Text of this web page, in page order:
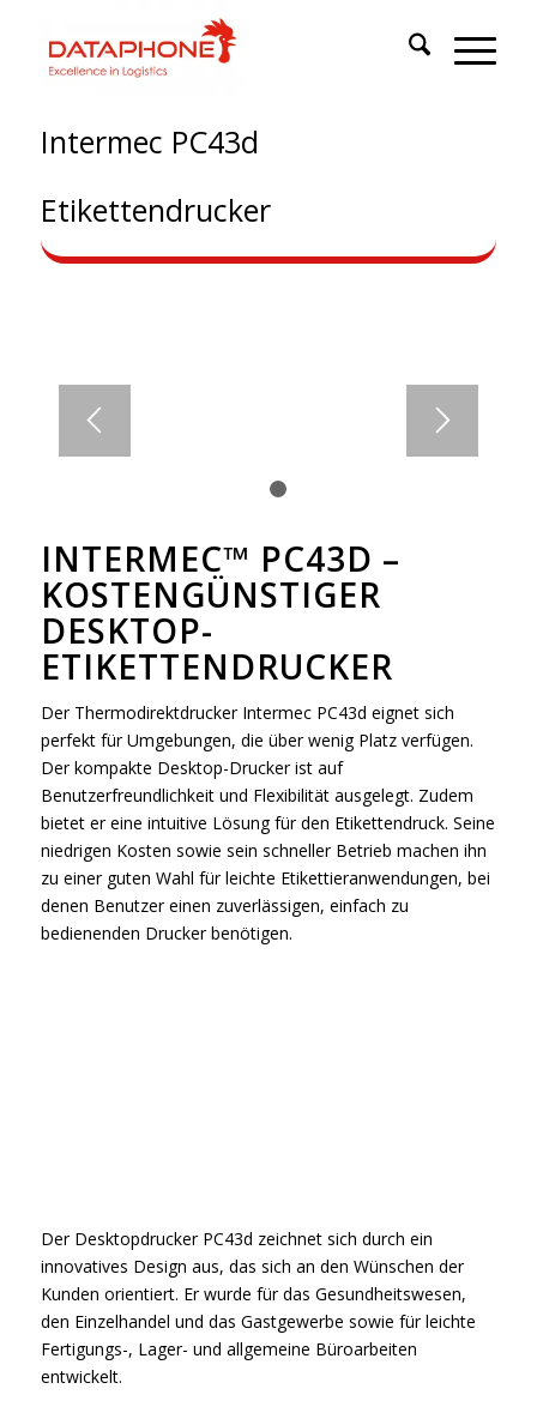
Intermec PC43d
Etikettendrucker
ETIKETTENDRUCKER
Kostengünstig und bedienerfreundlich
INTERMEC™ PC43D –
KOSTENGÜNSTIGER
DESKTOP-
ETIKETTENDRUCKER
Der Thermodirektdrucker Intermec PC43d eignet sich
perfekt für Umgebungen, die über wenig Platz verfügen.
Der kompakte Desktop-Drucker ist auf
Benutzerfreundlichkeit und Flexibilität ausgelegt. Zudem
bietet er eine intuitive Lösung für den Etikettendruck. Seine
niedrigen Kosten sowie sein schneller Betrieb machen ihn
zu einer guten Wahl für leichte Etikettieranwendungen, bei
denen Benutzer einen zuverlässigen, einfach zu
bedienenden Drucker benötigen.
Der Desktopdrucker PC43d zeichnet sich durch ein
innovatives Design aus, das sich an den Wünschen der
Kunden orientiert. Er wurde für das Gesundheitswesen,
den Einzelhandel und das Gastgewerbe sowie für leichte
Fertigungs-, Lager- und allgemeine Büroarbeiten
entwickelt.